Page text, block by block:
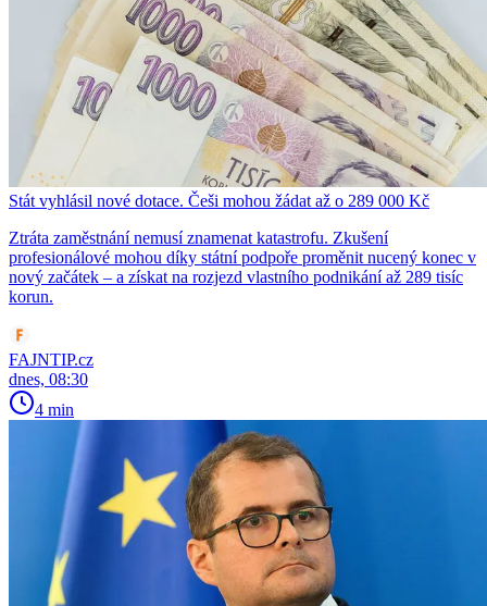
Stát vyhlásil nové dotace. Češi mohou žádat až o 289 000 Kč
Ztráta zaměstnání nemusí znamenat katastrofu. Zkušení
profesionálové mohou díky státní podpoře proměnit nucený konec v
nový začátek – a získat na rozjezd vlastního podnikání až 289 tisíc
korun.
FAJNTIP.cz
dnes, 08:30
4 min